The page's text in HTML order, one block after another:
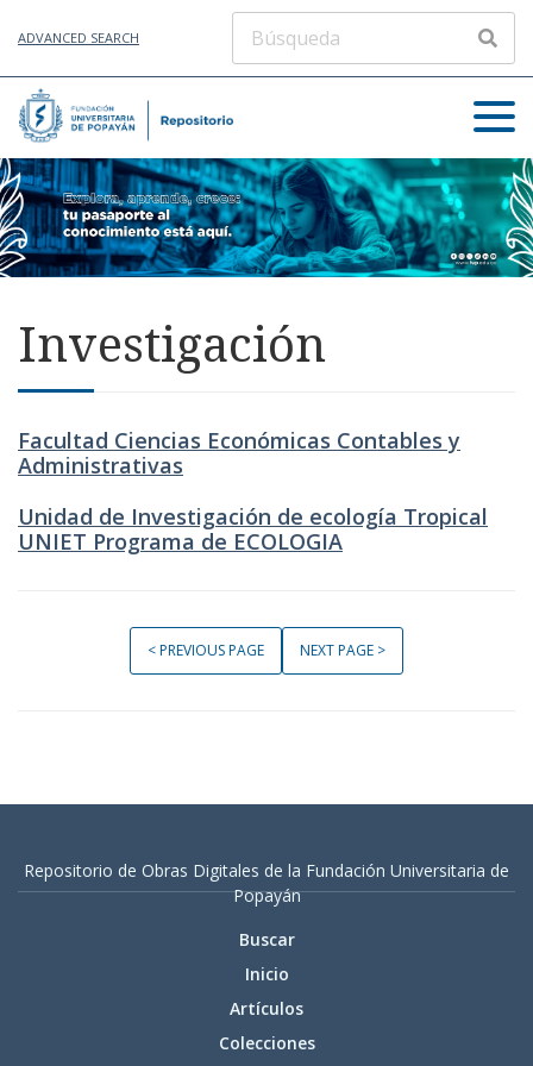
ADVANCED SEARCH
Investigación
Facultad Ciencias Económicas Contables y
Administrativas
Unidad de Investigación de ecología Tropical
UNIET Programa de ECOLOGIA
< PREVIOUS PAGE NEXT PAGE >
Repositorio de Obras Digitales de la Fundación Universitaria de
Popayán
Buscar
Inicio
Artículos
Colecciones